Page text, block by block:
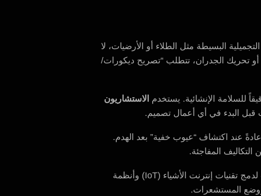
التجميلية البسيطة مثل الطلاء أو الأرضيات، لا
أو تحريك الجدران، تتطلب “تصريح ديكورات/
للسلامة الإنشائية. يستخدم الاستشاريون
عند اكتشاف “عيوب خفية” بعد الهدم.
المفاجئة.
بكل تأكيد. أفضل وقت لدمج تقنيات إنترنت الأشياء (IoT) وأنظمة
ووضع المستشعرات.